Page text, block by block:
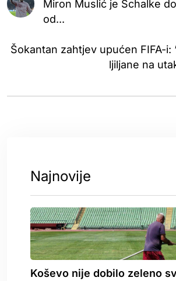
Miron Muslić je Schalke
od...
Šokantan zahtjev upućen FIFA-i:
ljiljane na
Najnovije
Koševo nije dobilo zeleno